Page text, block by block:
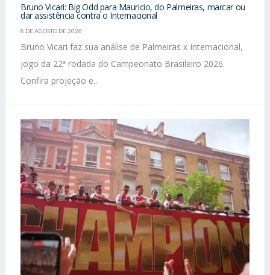
Bruno Vicari: Big Odd para Mauricio, do Palmeiras, marcar ou
dar assistência contra o Internacional
8 DE AGOSTO DE 2026
Bruno Vicari faz sua análise de Palmeiras x Internacional,
jogo da 22ª rodada do Campeonato Brasileiro 2026.
Confira projeção e...